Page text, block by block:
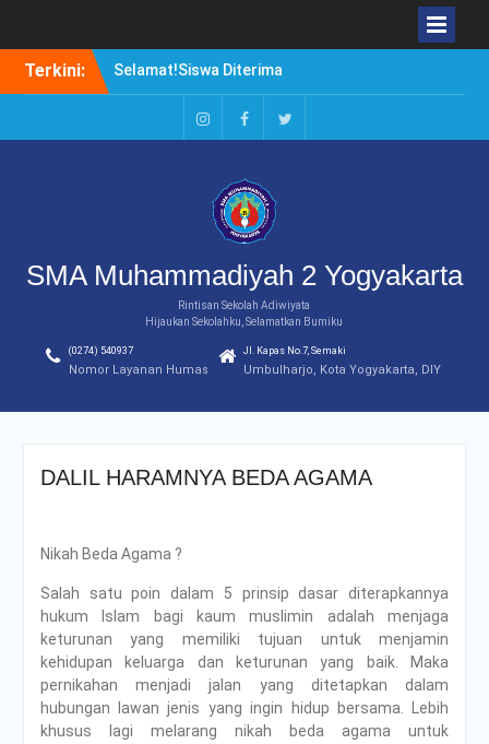
Terkini:
Selamat!Siswa Diterima
PTN Jalur SBMPTN 2020
Borong Prestasi. Agung
Setiwan, Kuliah di Luar
Duduki Peringkat Pertama
Rangking Pararel IPA
InstagramFacebookTwitter
SMA Muhammadiyah 2 Yogyakarta
Rintisan Sekolah Adiwiyata
Hijaukan Sekolahku, Selamatkan Bumiku
(0274) 540937
Nomor Layanan Humas
Jl. Kapas No.7, Semaki
Umbulharjo, Kota Yogyakarta, DIY
DALIL HARAMNYA BEDA AGAMA
Nikah Beda Agama ?
Salah satu poin dalam 5 prinsip dasar diterapkannya
hukum Islam bagi kaum muslimin adalah menjaga
keturunan yang memiliki tujuan untuk menjamin
kehidupan keluarga dan keturunan yang baik. Maka
pernikahan menjadi jalan yang ditetapkan dalam
hubungan lawan jenis yang ingin hidup bersama. Lebih
khusus lagi melarang nikah beda agama untuk